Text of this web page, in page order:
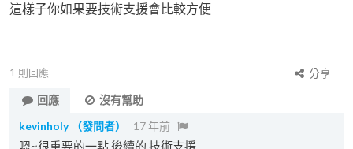
這樣子你如果要技術支援會比較方便
1 則回應
分享
回應
沒有幫助
kevinholy
（發問者） 17 年前
嗯~很重要的一點 後續的 技術支援